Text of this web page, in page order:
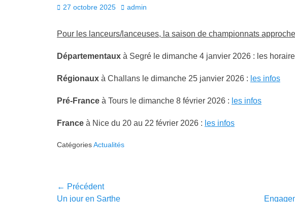
Posted
27 octobre 2025 Author
admin
Pour les lanceurs/lanceuses, la sai­son de cham­pi­onnats
Départe­men­taux à Seg­ré le dimanche 4 jan­vi­er 2026 : les
Régionaux à Chal­lans le dimanche 25 jan­vi­er 2026 : les infos
Pré-France à Tours le dimanche 8 févri­er 2026 : les infos
France à Nice du 20 au 22 févri­er 2026 : les infos
CatégoriesActualités
Navigation
← Précédent
Article
Un jour en Sarthe
Article